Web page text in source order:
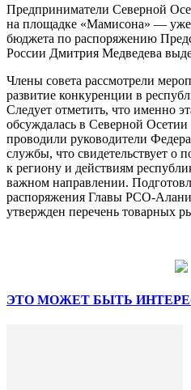
Предприниматели Северной
на площадке «Мамисона» — уже
бюджета по распоряжению
России Дмитрия Медведева
Члены совета рассмотрели
развитие конкуренции в
Следует отметить, что именно
обсуждалась в Северной
проводили руководители
службы, что свидетельствует
к региону и действиям
важном направлении.
распоряжения Главы РСО-
утвержден перечень товарных
ЭТО МОЖЕТ БЫТЬ